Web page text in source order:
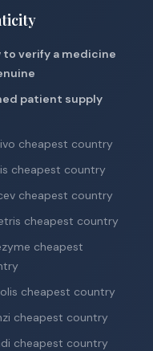
to verify a medicine
patient supply
cheapest country
cheapest country
cheapest country
cheapest country
cheapest
cheapest country
cheapest country
cheapest country